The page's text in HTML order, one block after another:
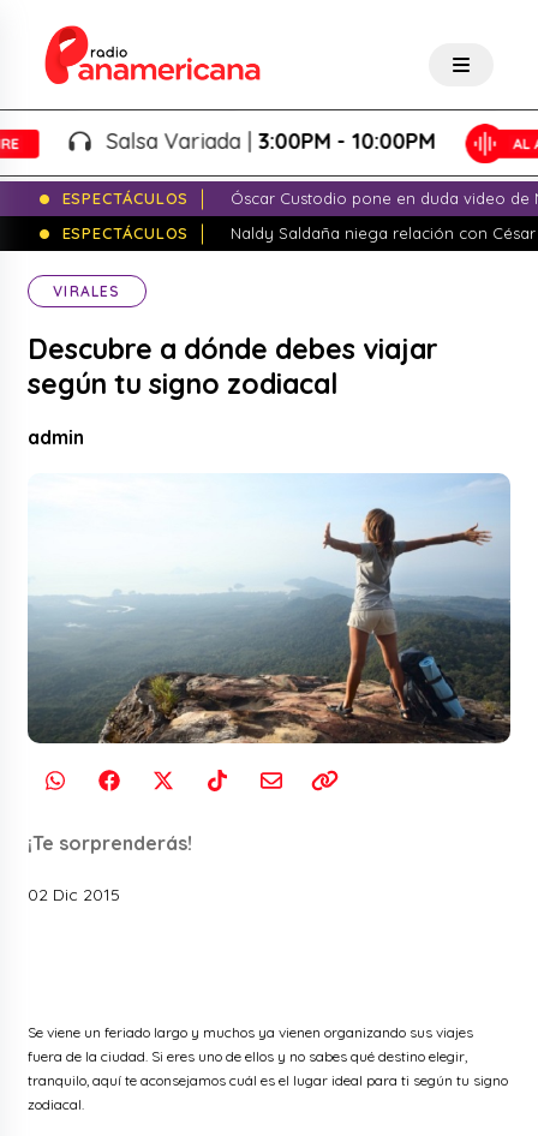
Salsa Variada |3:00PM - 10:00PM
ESPECTÁCULOS
Óscar Custodio pone en duda video de
ESPECTÁCULOS
Naldy Saldaña niega relación con
VIRALES
Descubre a dónde debes viajar
según tu signo zodiacal
admin
¡Te sorprenderás!
02 Dic 2015
Se viene un feriado largo y muchos ya vienen organizando sus viajes
fuera de la ciudad. Si eres uno de ellos y no sabes qué destino elegir,
tranquilo, aquí te aconsejamos cuál es el lugar ideal para ti según tu signo
zodiacal.